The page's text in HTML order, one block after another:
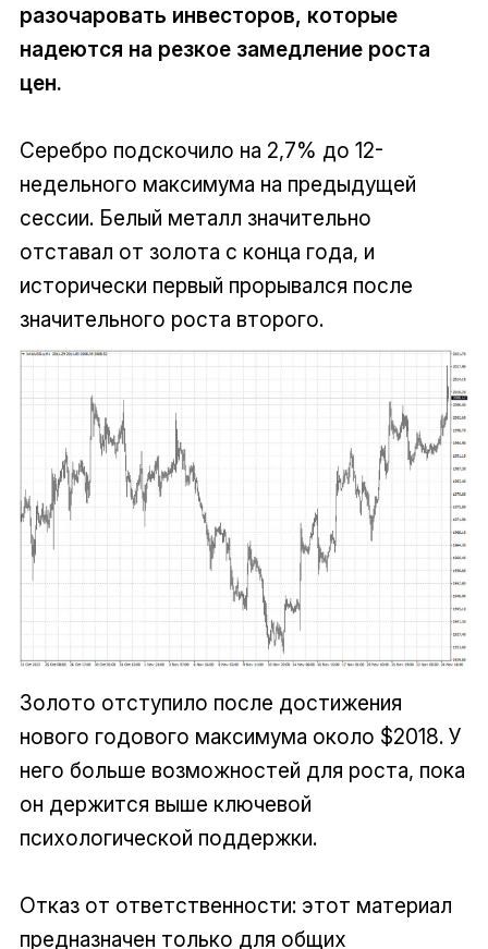
разочаровать инвесторов, которые
надеются на резкое замедление роста
цен.
Серебро подскочило на 2,7% до 12-
недельного максимума на предыдущей
сессии. Белый металл значительно
отставал от золота с конца года, и
исторически первый прорывался после
значительного роста второго.
Золото отступило после достижения
нового годового максимума около $2018. У
него больше возможностей для роста, пока
он держится выше ключевой
психологической поддержки.
Отказ от ответственности: этот материал
предназначен только для общих